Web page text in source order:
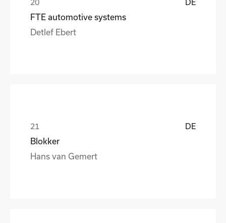
DE
FTE automotive systems
Detlef Ebert
DE
Blokker
Hans van Gemert